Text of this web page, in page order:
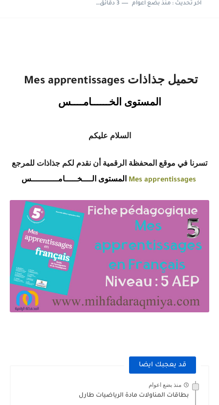
اخر تحديث :منذ بضع اعوام 3 دقائق للقراءة
تحميل جذاذات Mes apprentissages
المستوى الخــــــامــــس
السلام عليكم
تسرنا في موقع المحفظة الرقمية أن نقدم لكم جذاذات للمرجع
Mes apprentissages المستوى الــــخـــــامـــــــــــس
قد يعجبك ايضا
منذ بضع اعوام
بطاقات المناولات مادة الرياضيات طارل